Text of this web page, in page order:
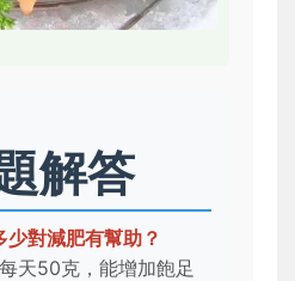
解答
對減肥有幫助？
天50克，能增加飽足